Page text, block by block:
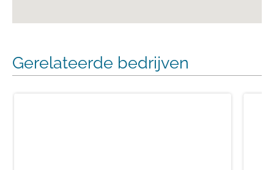
Gerelateerde bedrijven